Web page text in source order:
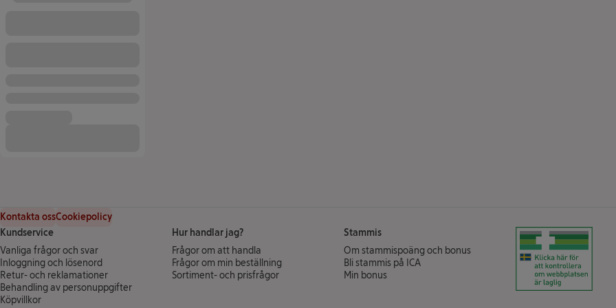
Kontakta ossCookiepolicy
Kundservice
Vanliga frågor och svar
Inloggning och lösenord
Retur- och reklamationer
Behandling av personuppgifter
Köpvillkor
Hur handlar jag?
Frågor om att handla
Frågor om min beställning
Sortiment- och prisfrågor
Stammis
Om stammispoäng och bonus
Bli stammis på ICA (öppnas i ett nytt fönster)
Min bonus
Klicka för att verifiera